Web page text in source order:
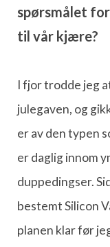
spørsmålet for
til vår kjære?
I fjor trodde jeg
julegaven, og
er av den typen
er daglig innom
duppedingser.
bestemt Silicon
planen klar før